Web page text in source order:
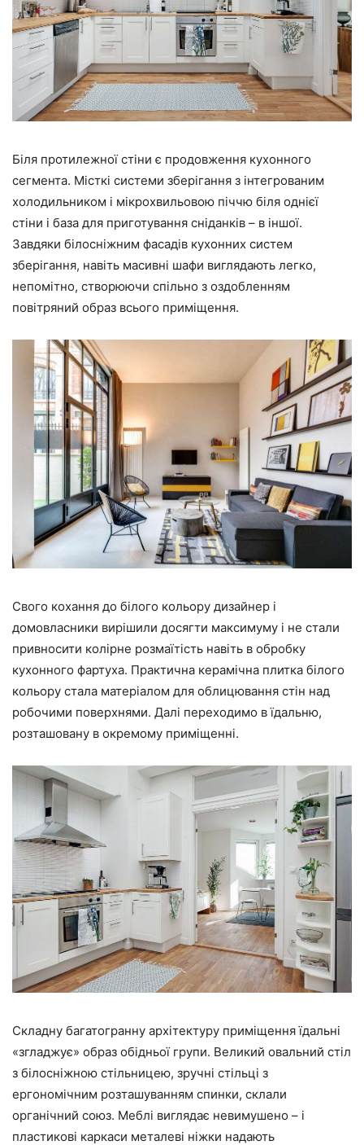
Біля протилежної стіни є продовження кухонного
сегмента. Місткі системи зберігання з інтегрованим
холодильником і мікрохвильовою піччю біля однієї
стіни і база для приготування сніданків – в іншої.
Завдяки білосніжним фасадів кухонних систем
зберігання, навіть масивні шафи виглядають легко,
непомітно, створюючи спільно з оздобленням
повітряний образ всього приміщення.
Свого кохання до білого кольору дизайнер і
домовласники вирішили досягти максимуму і не стали
привносити колірне розмаїтість навіть в обробку
кухонного фартуха. Практична керамічна плитка білого
кольору стала матеріалом для облицювання стін над
робочими поверхнями. Далі переходимо в їдальню,
розташовану в окремому приміщенні.
Складну багатогранну архітектуру приміщення їдальні
«згладжує» образ обідньої групи. Великий овальний стіл
з білосніжною стільницею, зручні стільці з
ергономічним розташуванням спинки, склали
органічний союз. Меблі виглядає невимушено – і
пластикові каркаси металеві ніжки надають